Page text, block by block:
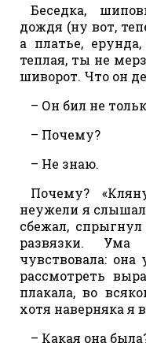
Беседка,
дождя (ну вот,
а платье,
теплая, ты не
шиворот. Что он
– Он бил не
– Почему?
– Не знаю.
Почему?
неужели я слышал
сбежал,
развязки.
чувствовала:
рассмотреть
плакала, во
хотя наверняка я
– Какая она